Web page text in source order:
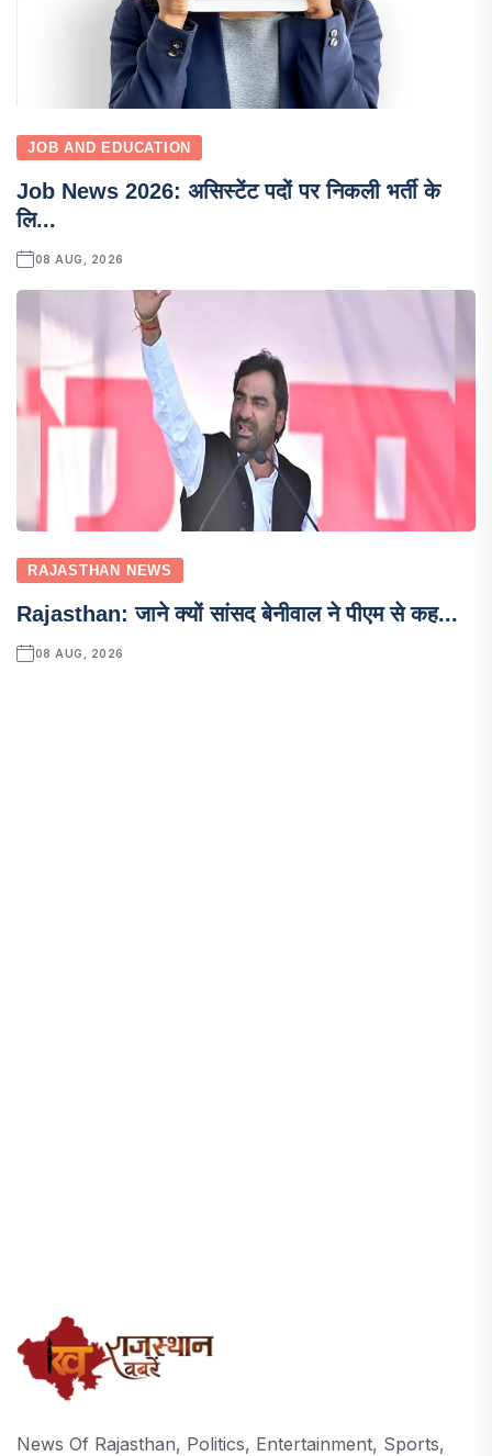
JOB AND EDUCATION
Job News 2026: असिस्टेंट पदों पर निकली भर्ती के
लि...
08 AUG, 2026
RAJASTHAN NEWS
Rajasthan: जाने क्यों सांसद बेनीवाल ने पीएम से कह...
08 AUG, 2026
News Of Rajasthan, Politics, Entertainment, Sports,